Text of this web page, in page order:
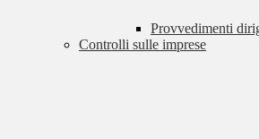
Provvedimenti
Controlli sulle imprese